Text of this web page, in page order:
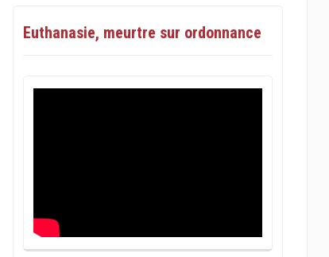
Euthanasie, meurtre sur ordonnance